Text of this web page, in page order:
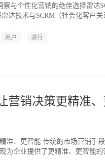
察与个性化营销的绝佳选择雷达
达技术与SCRM（社会化客户
用户 进行
营销决策更精准
准、更智能 传统的市场营销手
为企业提供了更精准、更智能